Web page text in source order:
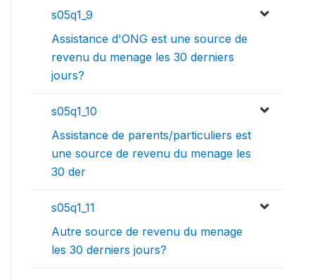
s05q1_9
Assistance d'ONG est une source de
revenu du menage les 30 derniers
jours?
s05q1_10
Assistance de parents/particuliers est
une source de revenu du menage les
30 der
s05q1_11
Autre source de revenu du menage
les 30 derniers jours?